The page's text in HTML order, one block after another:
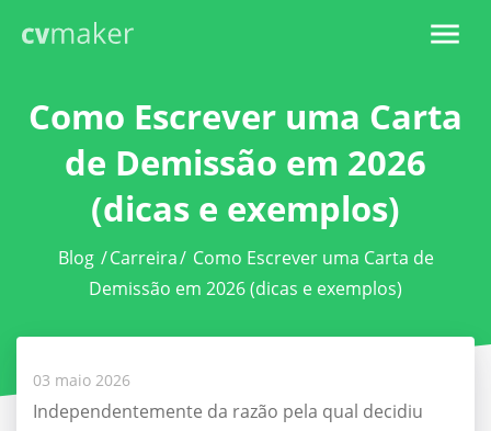
Como Escrever uma Carta
de Demissão em 2026
(dicas e exemplos)
Blog /Carreira/ Como Escrever uma Carta de
Demissão em 2026 (dicas e exemplos)
03 maio 2026
Independentemente da razão pela qual decidiu